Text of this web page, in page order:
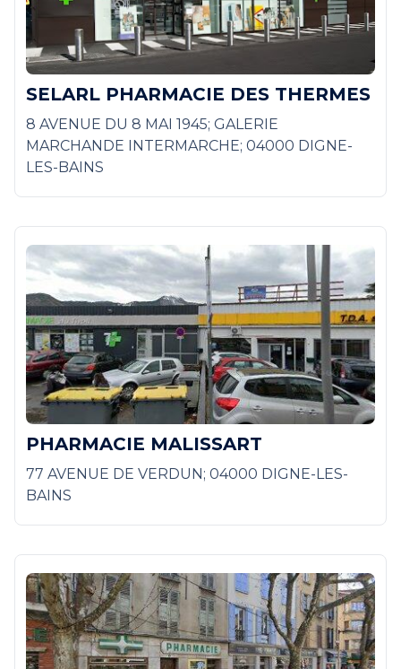
SELARL PHARMACIE DES THERMES
8 AVENUE DU 8 MAI 1945; GALERIE
MARCHANDE INTERMARCHE; 04000 DIGNE-
LES-BAINS
PHARMACIE MALISSART
77 AVENUE DE VERDUN; 04000 DIGNE-LES-
BAINS